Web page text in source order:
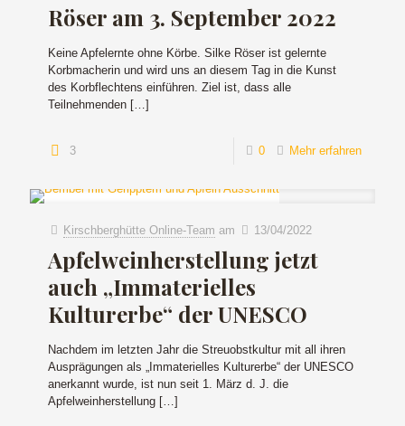
Röser am 3. September 2022
Keine Apfelernte ohne Körbe. Silke Röser ist gelernte
Korbmacherin und wird uns an diesem Tag in die Kunst
des Korbflechtens einführen. Ziel ist, dass alle
Teilnehmenden […]
3 0 Mehr erfahren
Kirschberghütte Online-Team am 13/04/2022
Apfelweinherstellung jetzt
auch „Immaterielles
Kulturerbe“ der UNESCO
Nachdem im letzten Jahr die Streuobstkultur mit all ihren
Ausprägungen als „Immaterielles Kulturerbe“ der UNESCO
anerkannt wurde, ist nun seit 1. März d. J. die
Apfelweinherstellung […]